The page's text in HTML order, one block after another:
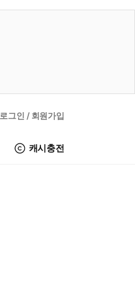
로그인 / 회원가입
캐시충전